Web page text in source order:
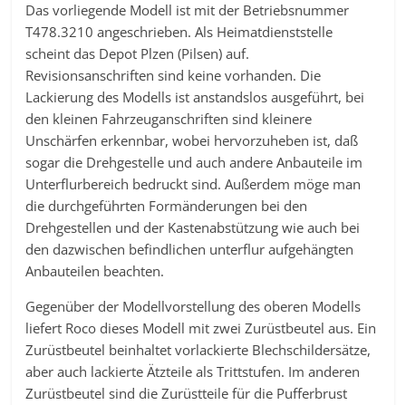
Das vorliegende Modell ist mit der Betriebsnummer
T478.3210 angeschrieben. Als Heimatdienststelle
scheint das Depot Plzen (Pilsen) auf.
Revisionsanschriften sind keine vorhanden. Die
Lackierung des Modells ist anstandslos ausgeführt, bei
den kleinen Fahrzeuganschriften sind kleinere
Unschärfen erkennbar, wobei hervorzuheben ist, daß
sogar die Drehgestelle und auch andere Anbauteile im
Unterflurbereich bedruckt sind. Außerdem möge man
die durchgeführten Formänderungen bei den
Drehgestellen und der Kastenabstützung wie auch bei
den dazwischen befindlichen unterflur aufgehängten
Anbauteilen beachten.
Gegenüber der Modellvorstellung des oberen Modells
liefert Roco dieses Modell mit zwei Zurüstbeutel aus. Ein
Zurüstbeutel beinhaltet vorlackierte Blechschildersätze,
aber auch lackierte Ätzteile als Trittstufen. Im anderen
Zurüstbeutel sind die Zurüstteile für die Pufferbrust